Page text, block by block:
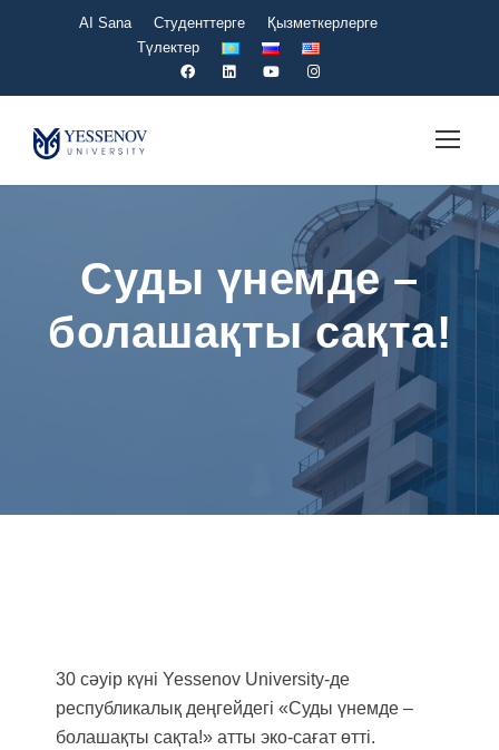
AI Sana Студенттерге
Қызметкерлерге
Түлектер
Суды үнемде –
болашақты сақта!
30 сәуір күні Yessenov University-де
республикалық деңгейдегі «Суды үнемде –
болашақты сақта!» атты эко-сағат өтті.